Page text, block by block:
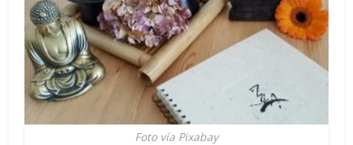
Foto vía Pixabay